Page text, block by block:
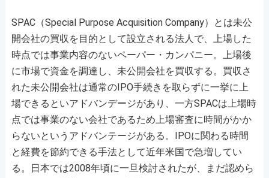
SPAC（Special Purpose Acquisition Company）とは未公
開会社の買収を目的として設立される法人で、上場した
時点では事業内容のないペーパー・カンパニー。上場後
に市場で資金を調達し、未公開会社を買収する。買収さ
れた未公開会社は通常のIPO手続きを取らずに一挙に上
場できるといアドバンデージがあり、一方SPACは上場時
点では事業のない会社であるため上場審査に時間がかか
らないというアドバンテージがある。IPOに関わる時間
と経費を節約できる手法として近年米国で急増してい
る。日本では2008年頃に一旦検討されたが、まだ認めら